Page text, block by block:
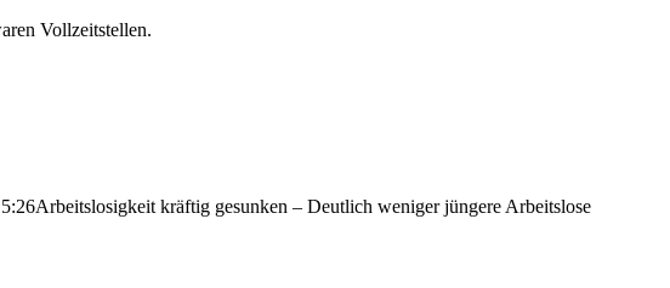
Vollzeitstellen.
Arbeitslosigkeit kräftig gesunken – Deutlich weniger jüngere Arbeitslose